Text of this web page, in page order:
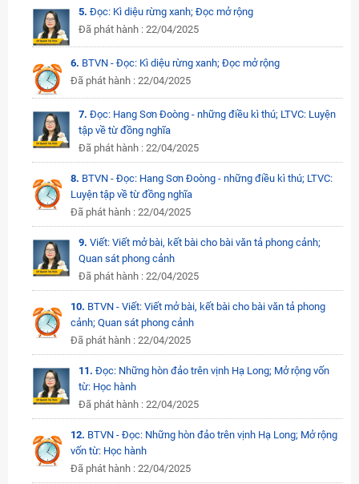
5. Đọc: Kì diệu rừng xanh; Đọc mở rộng
Đã phát hành : 22/04/2025
6. BTVN - Đọc: Kì diệu rừng xanh; Đọc mở rộng
Đã phát hành : 22/04/2025
7. Đọc: Hang Sơn Đoòng - những điều kì thú; LTVC: Luyện
tập về từ đồng nghĩa
Đã phát hành : 22/04/2025
8. BTVN - Đọc: Hang Sơn Đoòng - những điều kì thú; LTVC:
Luyện tập về từ đồng nghĩa
Đã phát hành : 22/04/2025
9. Viết: Viết mở bài, kết bài cho bài văn tả phong cảnh;
Quan sát phong cảnh
Đã phát hành : 22/04/2025
10. BTVN - Viết: Viết mở bài, kết bài cho bài văn tả phong
cảnh; Quan sát phong cảnh
Đã phát hành : 22/04/2025
11. Đọc: Những hòn đảo trên vịnh Hạ Long; Mở rộng vốn
từ: Học hành
Đã phát hành : 22/04/2025
12. BTVN - Đọc: Những hòn đảo trên vịnh Hạ Long; Mở rộng
vốn từ: Học hành
Đã phát hành : 22/04/2025